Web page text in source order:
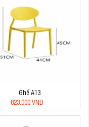
Ghế A13
823.000 VNĐ